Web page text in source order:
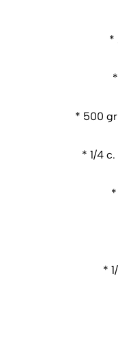
*
* 500
* 1/4
*